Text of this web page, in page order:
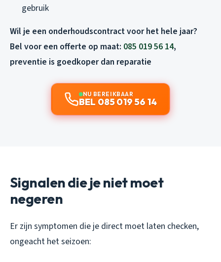
gebruik
Wil je een onderhoudscontract voor het hele jaar?
Bel voor een offerte op maat: 085 019 56 14,
preventie is goedkoper dan reparatie
NU BEREIKBAAR
BEL 085 019 56 14
Signalen die je niet moet
negeren
Er zijn symptomen die je direct moet laten checken,
ongeacht het seizoen: